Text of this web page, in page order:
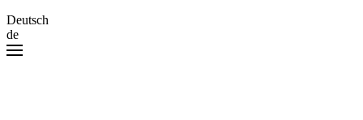
Deutsch
de